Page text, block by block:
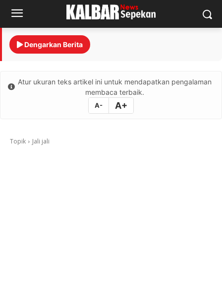
Dengarkan Berita
Atur ukuran teks artikel ini untuk mendapatkan pengalaman
membaca terbaik.
A- A+
Topik Jali jali